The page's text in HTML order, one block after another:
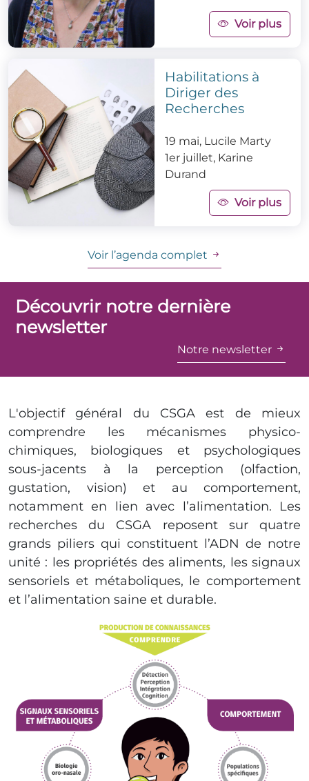
Voir plus
Habilitations à
Diriger des
Recherches
19 mai, Lucile Marty
1er juillet, Karine
Durand
Voir plus
Voir l’agenda complet
Découvrir notre dernière
newsletter
Notre newsletter
L'objectif général du CSGA est de mieux
comprendre les mécanismes physico-
chimiques, biologiques et psychologiques
sous-jacents à la perception (olfaction,
gustation, vision) et au comportement,
notamment en lien avec l’alimentation. Les
recherches du CSGA reposent sur quatre
grands piliers qui constituent l’ADN de notre
unité : les propriétés des aliments, les signaux
sensoriels et métaboliques, le comportement
et l’alimentation saine et durable.